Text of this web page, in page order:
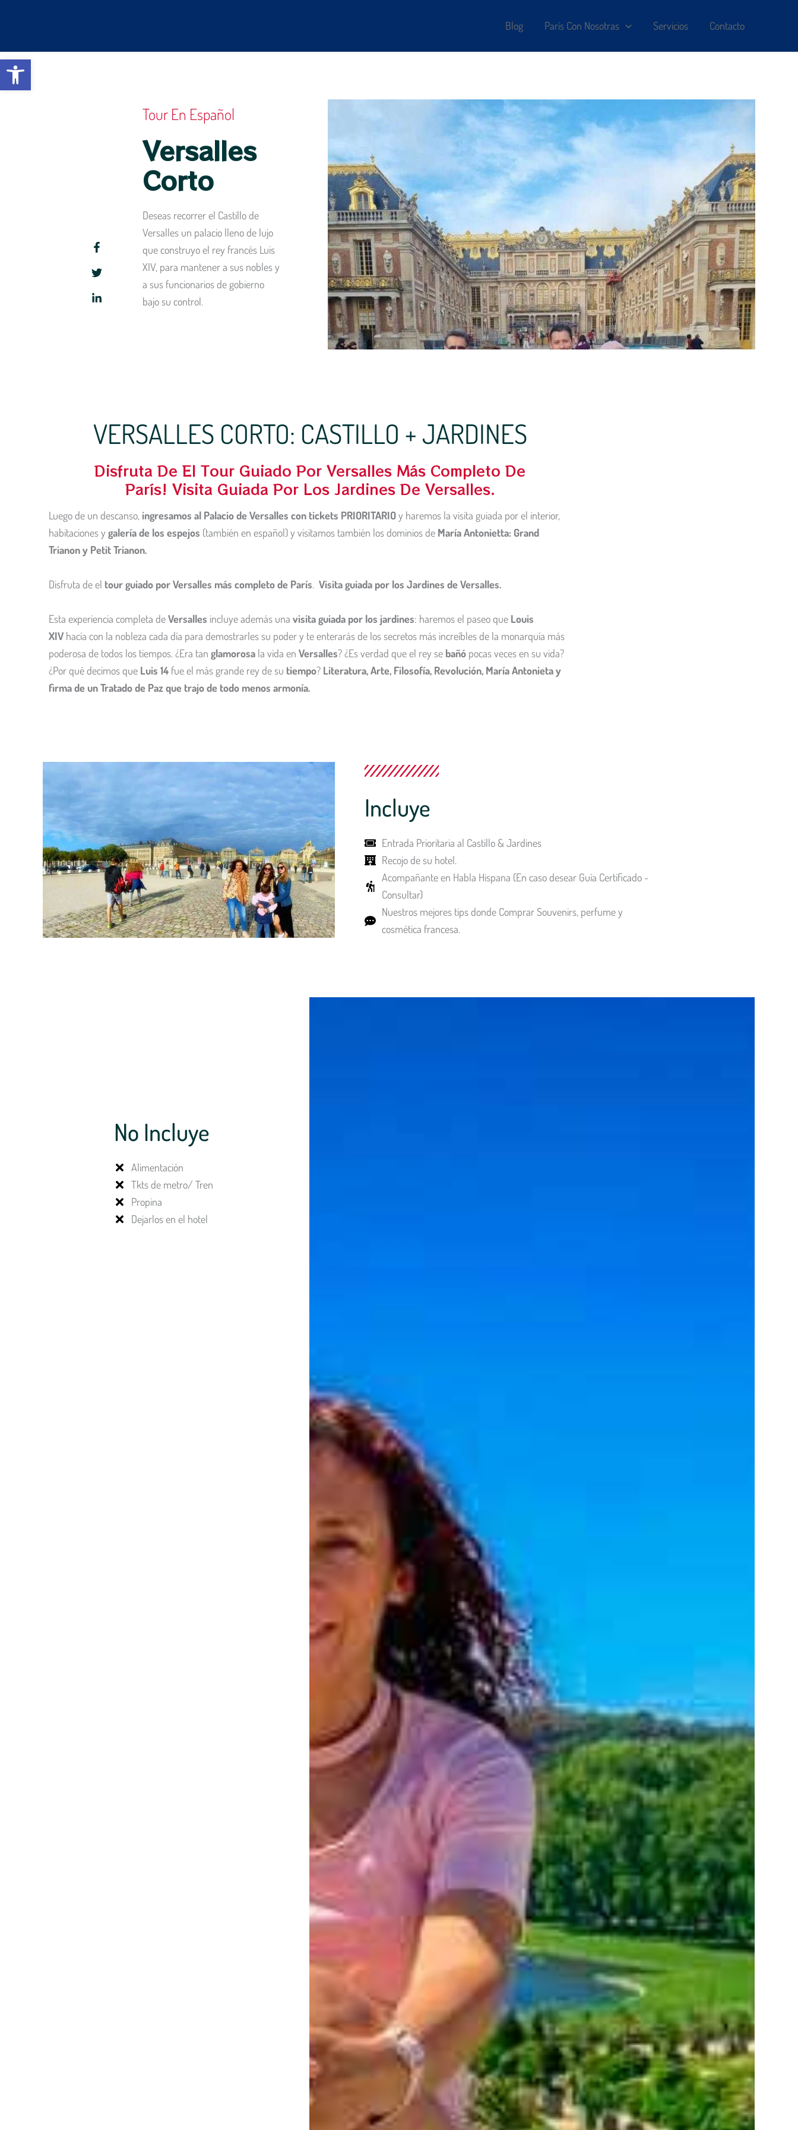
Abrir barra de herramientas
Blog París Con Nosotras Servicios Contacto
Tour En Español
Versalles
Corto
Deseas recorrer el Castillo de
Versalles un palacio lleno de lujo
que construyo el rey francés Luis
XIV, para mantener a sus nobles y
a sus funcionarios de gobierno
bajo su control.
VERSALLES CORTO: CASTILLO + JARDINES
Disfruta De El Tour Guiado Por Versalles Más Completo De
París! Visita Guiada Por Los Jardines De Versalles.
Luego de un descanso, ingresamos al Palacio de Versalles con tickets PRIORITARIOy haremos la visita guiada por el interior,
habitaciones y galería de los espejos (también en español) y visitamos también los dominios de María Antonietta: Grand
Trianon y Petit Trianon.
Disfruta de el tour guiado por Versalles más completo de París. Visita guiada por los Jardines de Versalles.
Esta experiencia completa deVersalles incluye además una visita guiada por los jardines: haremos el paseo que Louis
XIV hacía con la nobleza cada día para demostrarles su poder y te enterarás de los secretos más increíbles de la monarquía más
poderosa de todos los tiempos. ¿Era tan glamorosa la vida en Versalles? ¿Es verdad que el rey se bañó pocas veces en su vida?
¿Por qué decimos que Luis 14 fue el más grande rey de su tiempo? Literatura, Arte, Filosofía, Revolución, María Antonieta y
firma de un Tratado de Paz que trajo de todo menos armonía.
Incluye
Entrada Prioritaria al Castillo & Jardines
Recojo de su hotel.
Acompañante en Habla Hispana (En caso desear Guía Certificado -
Consultar)
Nuestros mejores tips donde Comprar Souvenirs, perfume y
cosmética francesa.
No Incluye
Alimentación
Tkts de metro/ Tren
Propina
Dejarlos en el hotel